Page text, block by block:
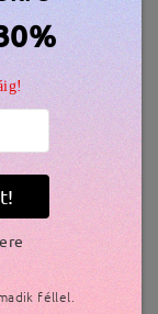
5.500 Ft
féllel.